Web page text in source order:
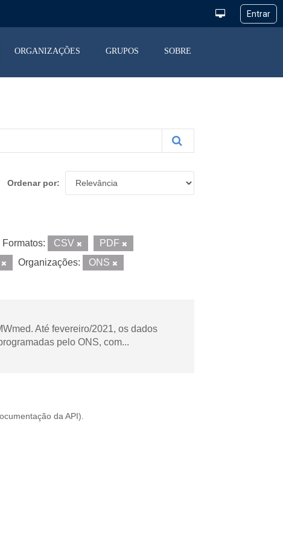
ORGANIZAÇÕES GRUPOS SOBRE
Ordenar por
Formatos: CSV
PDF
Organizações: ONS
Até fevereiro/2021, os dados
pelo ONS, com...
da API ).